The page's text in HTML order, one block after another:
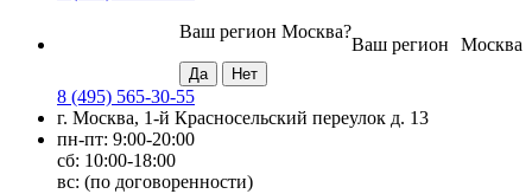
Москва
Ваш регион
Ваш регион Москва?
8 (495) 565-30-55
г. Москва, 1-й Красносельский переулок д. 13
пн-пт: 9:00-20:00
сб: 10:00-18:00
вс: (по договоренности)